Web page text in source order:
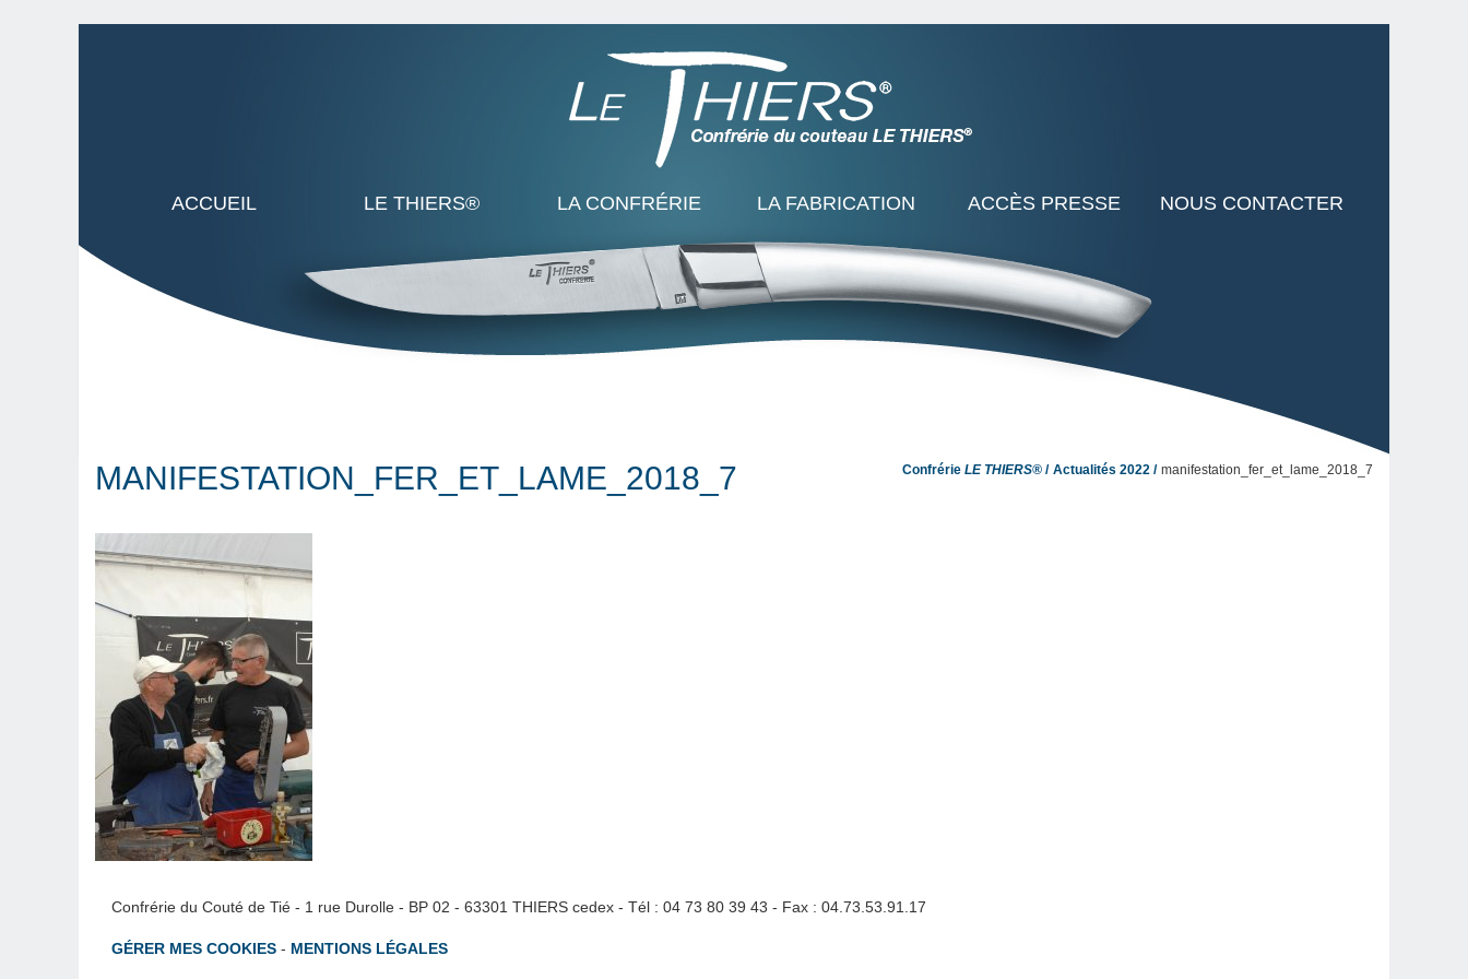
ACCUEIL LE THIERS® LA CONFRÉRIE LA FABRICATION ACCÈS PRESSE NOUS CONTACTER
MANIFESTATION_FER_ET_LAME_2018_7 Confrérie LE THIERS® Actualités 2022 manifestation_fer_et_lame_2018_7
Confrérie du Couté de Tié - 1 rue Durolle - BP 02 - 63301 THIERS cedex - Tél : 04 73 80 39 43 - Fax : 04.73.53.91.17
GÉRER MES COOKIES - MENTIONS LÉGALES